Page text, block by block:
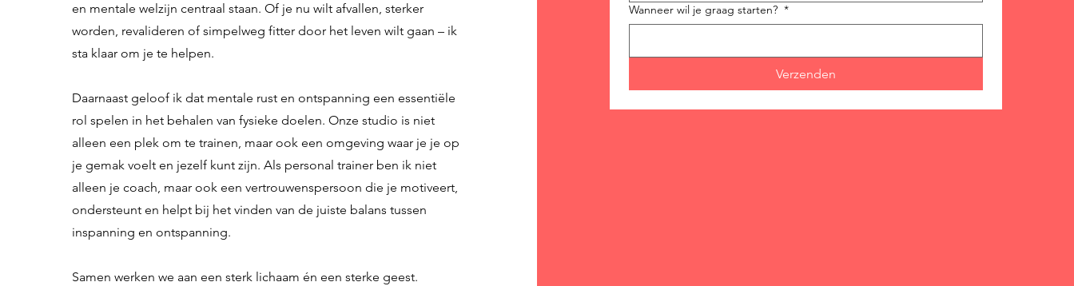
en mentale welzijn centraal staan. Of je nu wilt afvallen, sterker
worden, revalideren of simpelweg fitter door het leven wilt gaan – ik
sta klaar om je te helpen.
Daarnaast geloof ik dat mentale rust en ontspanning een essentiële
rol spelen in het behalen van fysieke doelen. Onze studio is niet
alleen een plek om te trainen, maar ook een omgeving waar je je op
je gemak voelt en jezelf kunt zijn. Als personal trainer ben ik niet
alleen je coach, maar ook een vertrouwenspersoon die je motiveert,
ondersteunt en helpt bij het vinden van de juiste balans tussen
inspanning en ontspanning.
Samen werken we aan een sterk lichaam én een sterke geest.
Wanneer wil je graag starten? *
Verzenden